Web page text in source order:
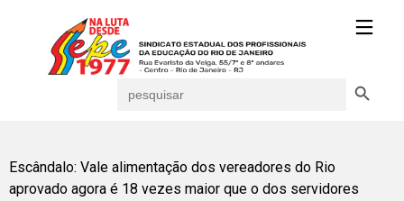
for:
Escândalo: Vale alimentação dos vereadores do Rio
aprovado agora é 18 vezes maior que o dos servidores